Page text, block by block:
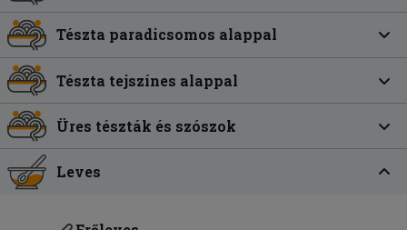
Tészta paradicsomos alappal
Tészta tejszínes alappal
Üres tészták és szószok
Leves